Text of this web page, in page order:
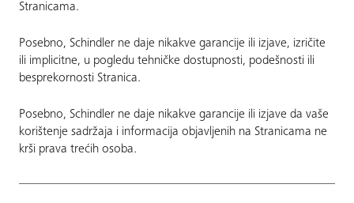
Stranicama.
Posebno, Schindler ne daje nikakve garancije ili izjave, izričite
ili implicitne, u pogledu tehničke dostupnosti, podešnosti ili
besprekornosti Stranica.
Posebno, Schindler ne daje nikakve garancije ili izjave da vaše
korištenje sadržaja i informacija objavljenih na Stranicama ne
krši prava trećih osoba.